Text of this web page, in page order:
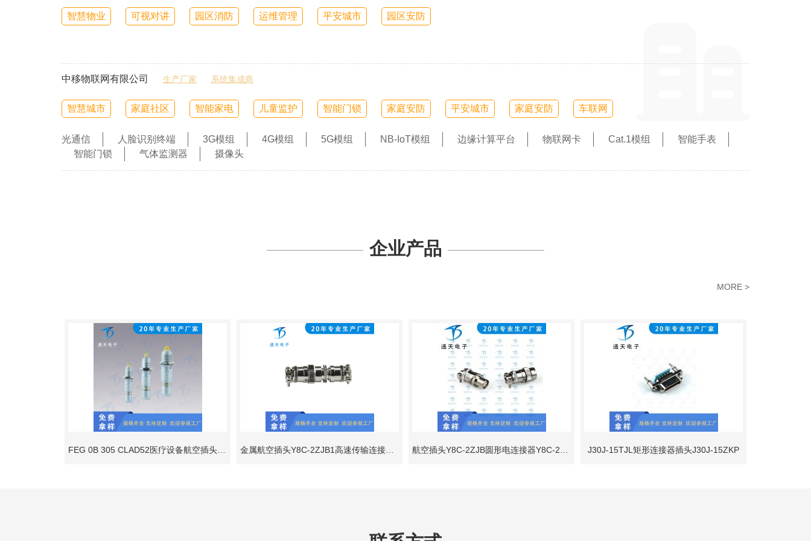
智慧物业 可视对讲 园区消防 运维管理 平安城市 园区安防
中移物联网有限公司 生产厂家 系统集成商
智慧城市 家庭社区 智能家电 儿童监护 智能门锁 家庭安防 平安城市 家庭安防 车联网
光通信 人脸识别终端 3G模组 4G模组 5G模组 NB-IoT模组 边缘计算平台 物联网卡 Cat.1模组
智能手表
智能门锁
气体监测器 摄像头
企业产品
MORE >
J30J-15TJL矩形连接器插头J30J-15ZKP